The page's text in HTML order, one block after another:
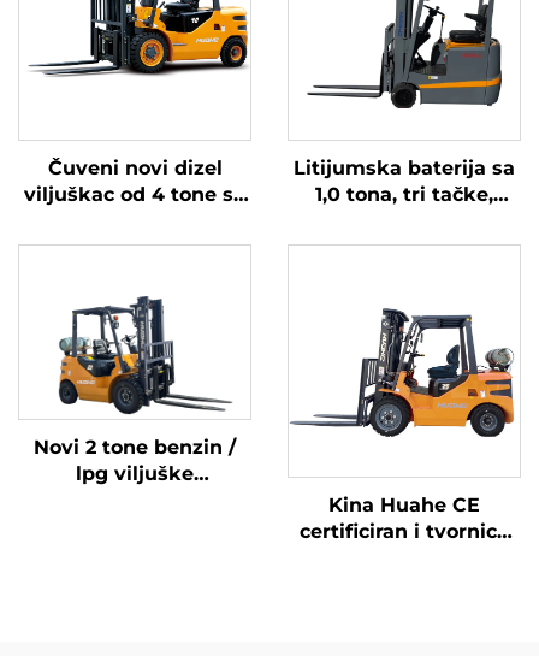
Čuveni novi dizel
viljuškac od 4 tone sa
japanskim ISUZU
Litijumska baterija sa
1,0 tona, tri tačke,
litijumska baterija,
Novi 2 tone benzin /
lpg viljuške
Kina Huahe CE
certificiran i tvornica